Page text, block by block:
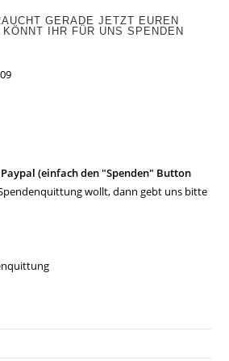
GERADE JETZT EUREN
IHR FÜR UNS SPENDEN
(einfach den "Spenden" Button
wollt, dann gebt uns bitte